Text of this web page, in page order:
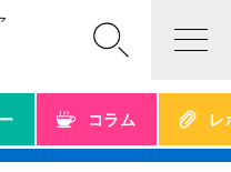
コラム レ